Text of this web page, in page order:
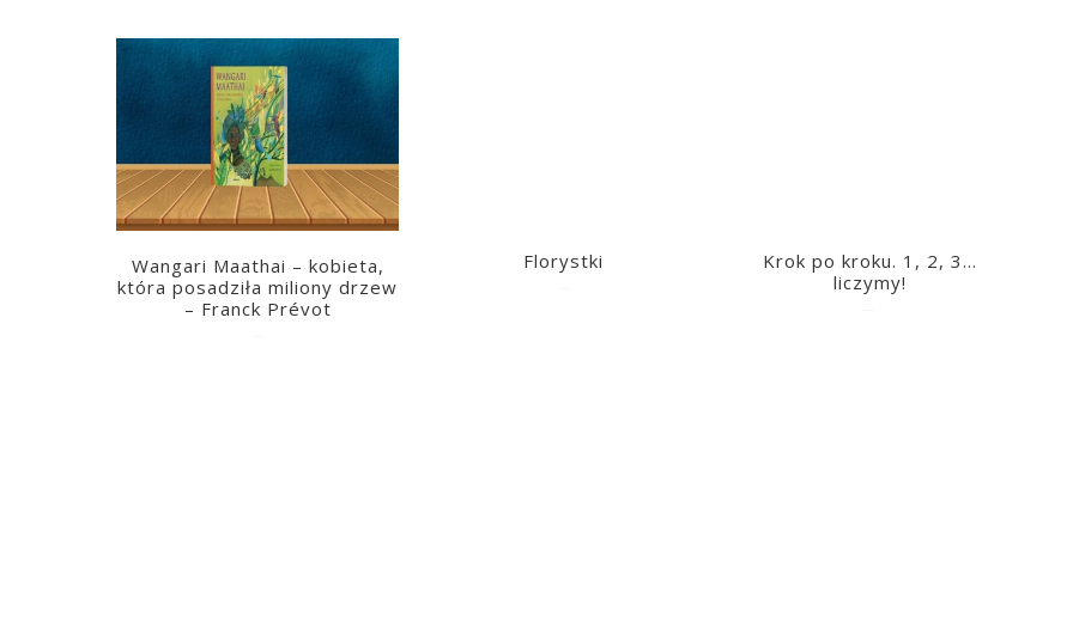
Wangari Maathai – kobieta,
która posadziła miliony drzew
– Franck Prévot
Florystki
Krok po kroku. 1, 2, 3…
liczymy!